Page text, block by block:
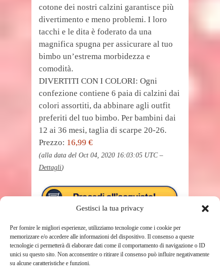
Gestisci la tua privacy
Per fornire le migliori esperienze, utilizziamo tecnologie come i cookie per
memorizzare e/o accedere alle informazioni del dispositivo. Il consenso a queste
tecnologie ci permetterà di elaborare dati come il comportamento di navigazione o ID
unici su questo sito. Non acconsentire o ritirare il consenso può influire negativamente
su alcune caratteristiche e funzioni.
cotone dei nostri calzini garantisce più
divertimento e meno problemi. I loro
tacchi e le dita è foderato da una
magnifica spugna per assicurare al tuo
bimbo un’estrema morbidezza e
comodità.
DIVERTITI CON I COLORI: Ogni
confezione contiene 6 paia di calzini dai
colori assortiti, da abbinare agli outfit
preferiti del tuo bimbo. Per bambini dai
12 ai 36 mesi, taglia di scarpe 20-26.
Prezzo: 16,99 €
(alla data del Oct 04, 2020 16:03:05 UTC –
Dettagli)